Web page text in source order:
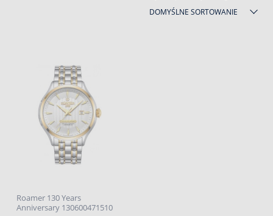
DOMYŚLNE SORTOWANIE
Roamer 130 Years
Anniversary 130600471510